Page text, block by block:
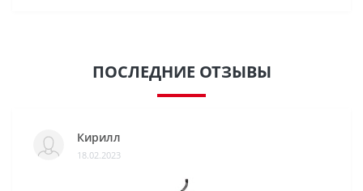
ПОСЛЕДНИЕ ОТЗЫВЫ
Кирилл
18.02.2023